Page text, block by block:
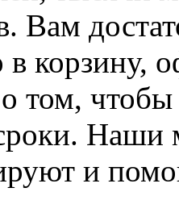
Вам
в корзину,
о том,
Наши
и